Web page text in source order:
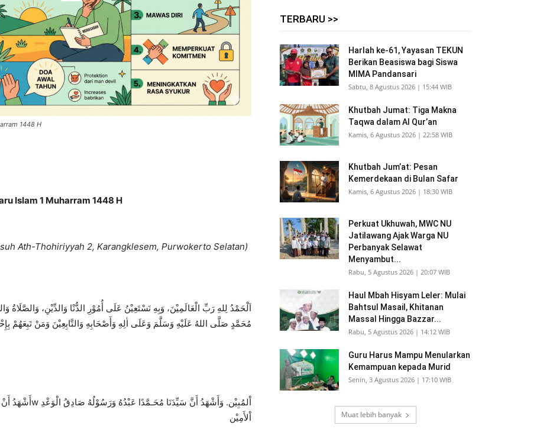
1448 H
Islam 1 Muharram 1448 H
Ath-Thohiriyyah 2, Karangklesem, Purwokerto Selatan)
اَلْحَمْدُ لِلهِ رَبِّ الْعَالَمِيْنَ، وَبِهِ نَسْتَعِيْنُ عَلَى أُمُوْرِ الدُّنْا وَالدِّيْنِ، وَالصَّلَاةُ
مُحَمَّدٍ صَلَّى اللهُ عَلَيْهِ وَسَلَّمَ وَعَلَى اٰلِهِ وَأَصْحَابِهِ وَالتَّابِعِيْنَ وَمَنْ تَبِعَهُمْ
أَشْهَدُ أَنْ لَا إِلٰهَ إِلَّا الله وَحْدَه لَاشَرِيْكَ لَهُ الْمَلِكُ الْحَقُw اْلمُبِيْن. وَأَشْهَدُ أَنَّ سَيِّدَنَا مُحَـمَّدًا عَبْدُهُ وَرَسُوْلُهُ صَادِقُ الْوَعْدِ
اْلأَمِيْن
TERBARU >>
Harlah ke-61, Yayasan TEKUN
Berikan Beasiswa bagi Siswa
MIMA Pandansari
Sabtu, 8 Agustus 2026 | 15:44 WIB
Khutbah Jumat: Tiga Makna
Taqwa dalam Al Qur’an
Kamis, 6 Agustus 2026 | 22:58 WIB
Khutbah Jum’at: Pesan
Kemerdekaan di Bulan Safar
Kamis, 6 Agustus 2026 | 18:30 WIB
Perkuat Ukhuwah, MWC NU
Jatilawang Ajak Warga NU
Perbanyak Selawat
Menyambut...
Rabu, 5 Agustus 2026 | 20:07 WIB
Haul Mbah Hisyam Leler: Mulai
Bahtsul Masail, Khitanan
Massal Hingga Bazzar...
Rabu, 5 Agustus 2026 | 14:12 WIB
Guru Harus Mampu Menularkan
Kemampuan kepada Murid
Senin, 3 Agustus 2026 | 17:10 WIB
Muat lebih banyak